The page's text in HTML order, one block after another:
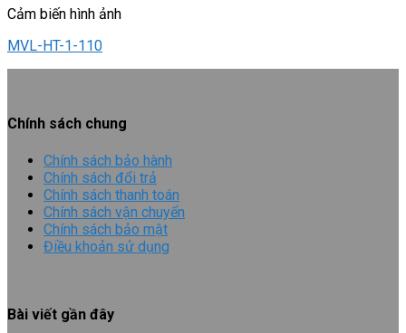
Cảm biến hình ảnh
MVL-HT-1-110
Chính sách chung
Chính sách bảo hành
Chính sách đổi trả
Chính sách thanh toán
Chính sách vận chuyển
Chính sách bảo mật
Điều khoản sử dụng
Bài viết gần đây